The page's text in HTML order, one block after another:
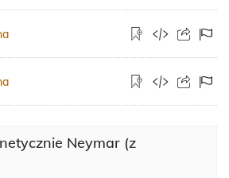
Neymar (z